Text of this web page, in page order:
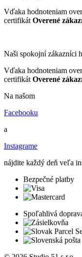
Vďaka hodnoteniam
certifikát Overené
Naši spokojní zákazníci
Vďaka hodnoteniam
certifikát Overené
Na našom
Facebooku
a
Instagrame
nájdite každý deň veľa
Bezpečné platby
Spoľahlivá